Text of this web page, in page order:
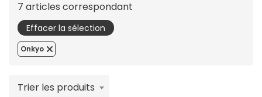
décodeurs DTS / Dolby et de connecteurs HDMI pour
profiter de vos contenus musicaux et vidéos préférés
en ultra haute qualité.
7 articles correspondant
Effacer la sélection
Onkyo
Trier les produits